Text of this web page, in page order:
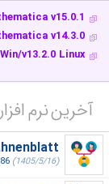
v15.0.1
v14.3.0
v13.2.0 Linux
آخرین نرم
(1405/5/16)